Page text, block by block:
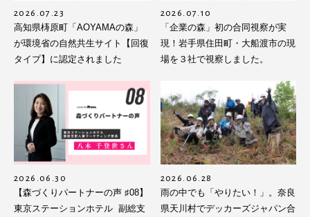
2026.07.23
高知県梼原町「AOYAMAの森」
が環境省の自然共生サイト【回復
タイプ】に認定されました
2026.07.10
「企業の森」初の合同視察が実
現！岩手県住田町・大船渡市の現
場を３社で視察しました。
2026.06.30
【森づくりパートナーの声 ♯08】
東京ステーションホテル 副総支
2026.06.28
雨の中でも「やりたい！」。奈良
県天川村でデッカーズジャパン合